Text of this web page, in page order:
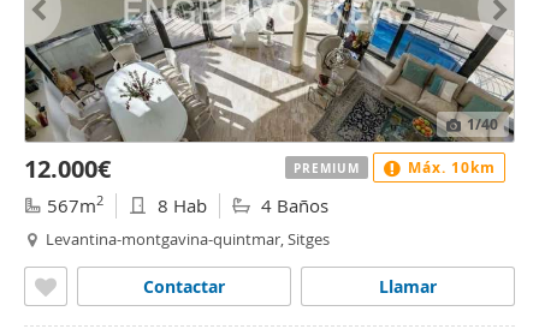
1/40
12.000€
567m2 8 Hab 4 Baños
Levantina-montgavina-quintmar, Sitges
Llamar
Contactar
PREMIUM Máx. 10km